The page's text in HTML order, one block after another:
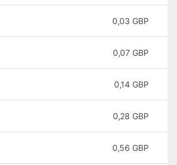
0,03 GBP
0,07 GBP
0,14 GBP
0,28 GBP
0,56 GBP